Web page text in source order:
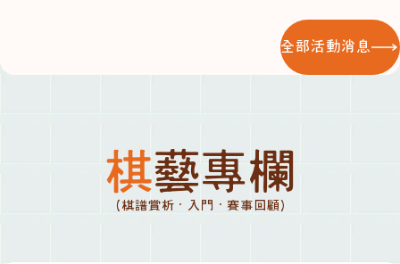
全部活動消息
棋藝專欄
(棋譜賞析 · 入門 · 賽事回顧)